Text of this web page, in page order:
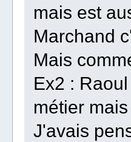
mais est
Marchand
Mais
Ex2 :
métier
J'avais